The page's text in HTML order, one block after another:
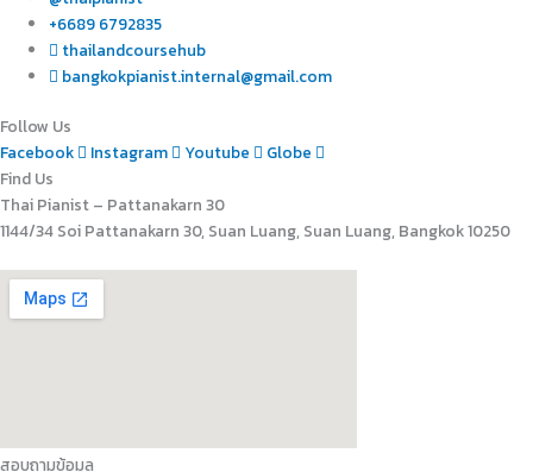
Find Us
Thai Pianist – Pattanakarn 30
1144/34 Soi Pattanakarn 30, Suan Luang, Suan Luang, Bangkok 10250
สอบถามข้อมูล